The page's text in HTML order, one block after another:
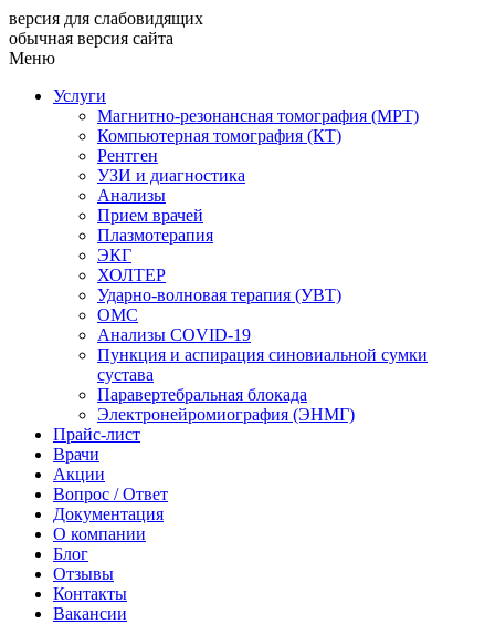
версия для слабовидящих
обычная версия сайта
Меню
Услуги
Магнитно-резонансная томография (МРТ)
Компьютерная томография (КТ)
Рентген
УЗИ и диагностика
Анализы
Прием врачей
Плазмотерапия
ЭКГ
ХОЛТЕР
Ударно-волновая терапия (УВТ)
ОМС
Анализы COVID-19
Пункция и аспирация синовиальной сумки
сустава
Паравертебральная блокада
Электронейромиография (ЭНМГ)
Прайс-лист
Врачи
Акции
Вопрос / Ответ
Документация
О компании
Блог
Отзывы
Контакты
Вакансии